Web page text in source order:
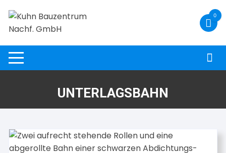
Inhalt
springen
0
UNTERLAGSBAHN